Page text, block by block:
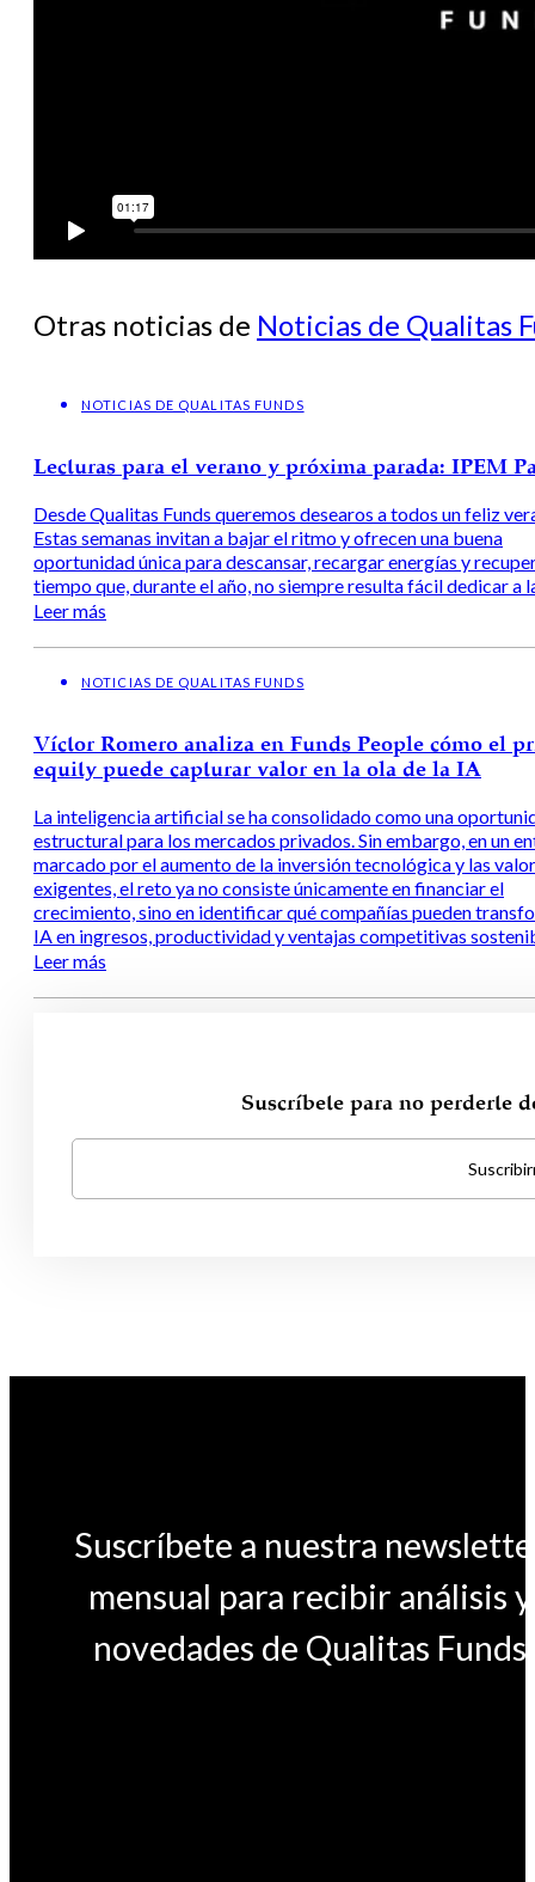
Otras noticias de Noticias de Qualitas
NOTICIAS DE QUALITAS FUNDS
Lecturas para el verano y próxima parada: IPEM
Desde Qualitas Funds queremos desearos a todos un feliz
Estas semanas invitan a bajar el ritmo y ofrecen una buena
oportunidad única para descansar, recargar energías y
tiempo que, durante el año, no siempre resulta fácil dedicar a
Leer más
NOTICIAS DE QUALITAS FUNDS
Víctor Romero analiza en Funds People cómo el
equity puede capturar valor en la ola de la IA
La inteligencia artificial se ha consolidado como una
estructural para los mercados privados. Sin embargo, en un
marcado por el aumento de la inversión tecnológica y las
exigentes, el reto ya no consiste únicamente en financiar el
crecimiento, sino en identificar qué compañías pueden
IA en ingresos, productividad y ventajas competitivas
Leer más
Suscríbete para no perderte
Suscríbete a nuestra
mensual para recibir análisis y
novedades de Qualitas Funds